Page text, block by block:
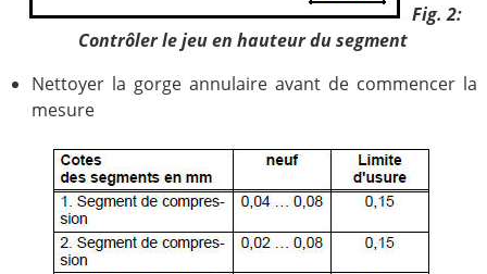
Fig. 2:
Contrôler le jeu en hauteur du segment
Nettoyer la gorge annulaire avant de commencer la
mesure